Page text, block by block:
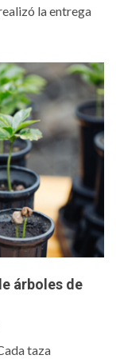
la entrega
árboles de
taza